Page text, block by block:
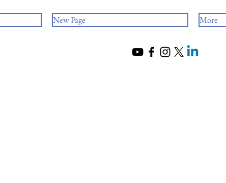
New Page More